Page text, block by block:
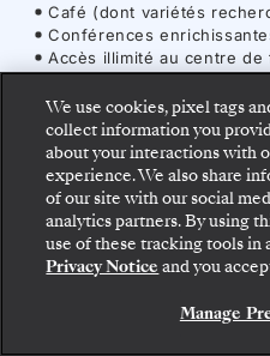
Café (dont variétés
Conférences
Accès illimité au centre de
hammam et aux espaces
d’ouverture)
UTILITAIRES ET
Accès Internet illimité
Service compris
-
Montez à bord :
les tarifs et les
confirmer votre voyage
sécurité.
RÉSERVEZ
We use cookies, pixel tags
collect information you
about your interactions with
experience. We also share
of our site with our social
analytics partners. By using
use of these tracking tools in
Privacy Notice and you
Manage